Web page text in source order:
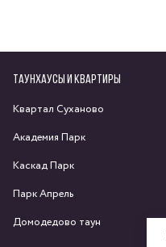
ТАУНХАУСЫ И КВАРТИРЫ
Квартал Суханово
Академия Парк
Каскад Парк
Парк Апрель
Домодедово таун